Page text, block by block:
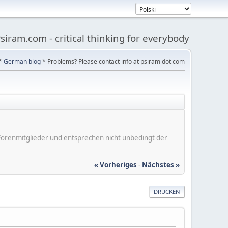
- critical thinking for everybody
German blog* Problems? Please contact info at psiram dot com
und entsprechen nicht unbedingt der
« Vorheriges - Nächstes »
DRUCKEN